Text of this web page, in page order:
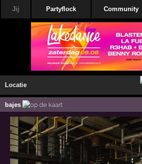
Jij Partyflock Community
Locatie
bajes